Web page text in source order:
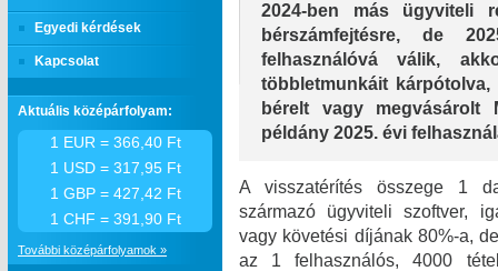
Egyedi kérdések
Kapcsolat
2024-ben más ügyviteli
bérszámfejtésre, de
felhasználóvá válik,
többletmunkáit
bérelt vagy megvásárolt
példány 2025. évi
A visszatérítés összege 1
származó ügyviteli szoftver,
vagy követési díjának 80%-a,
az 1 felhasználós, 4000
Aktuális középárfolyam:
1 EUR = 366,40 Ft
1 USD = 317,95 Ft
1 GBP = 427,42 Ft
1 CHF = 391,90 Ft
További középárfolyamok »